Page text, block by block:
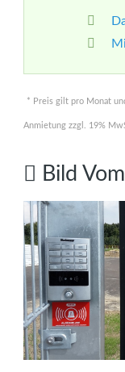
* Preis gilt pro Monat
Anmietung zzgl. 19%
Bild Vom